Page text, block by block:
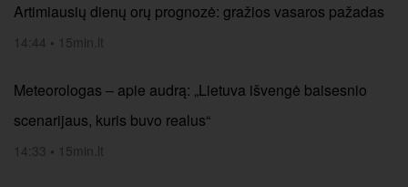
Artimiausių dienų orų prognozė: gražios vasaros pažadas
14:44 • 15min.lt
Meteorologas – apie audrą: „Lietuva išvengė baisesnio
scenarijaus, kuris buvo realus“
14:33 • 15min.lt